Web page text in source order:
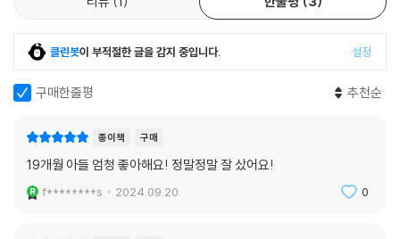
클린봇이 부적절한 글을 감지 중입니다. 설정
구매한줄평 추천순
종이책 구매
19개월 아들 엄청 좋아해요! 정말정말 잘 샀어요!
f********s 2024.09.20. 0